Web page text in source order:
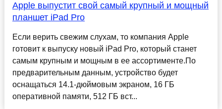
Apple выпустит свой самый крупный и мощный
планшет iPad Pro
Если верить свежим слухам, то компания Apple
готовит к выпуску новый iPad Pro, который станет
самым крупным и мощным в ее ассортименте.По
предварительным данным, устройство будет
оснащаться 14.1-дюймовым экраном, 16 ГБ
оперативной памяти, 512 ГБ вст...